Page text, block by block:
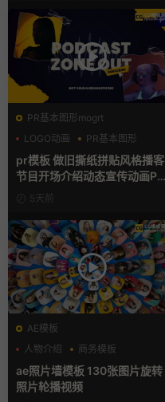
PR基本图形mogrt
LOGO动画
PR基本图形
复古风
pr模板 做旧撕纸拼贴风格播客
节目开场介绍动态宣传动画PR
模版5天前
AE模板
人物介绍
商务模板
幻灯片
ae照片墙模板 130张图片旋转
照片轮播视频